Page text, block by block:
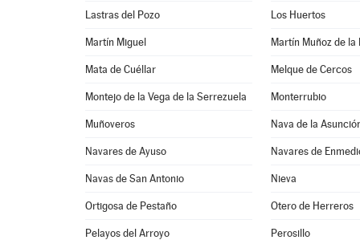
Lastras del Pozo Los Huertos
Martín Miguel Martín Muñoz de la
Mata de Cuéllar Melque de Cercos
Montejo de la Vega de la Serrezuela Monterrubio
Muñoveros Nava de la
Navares de Ayuso Navares de
Navas de San Antonio Nieva
Ortigosa de Pestaño Otero de Herreros
Pelayos del Arroyo Perosillo